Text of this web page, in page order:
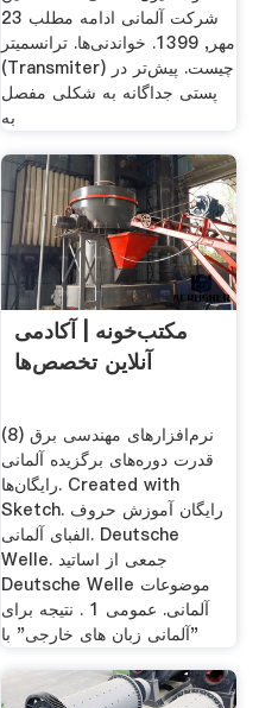
شرکت آلمانی ادامه مطلب 23
مهر, 1399. خواندنی‌ها. ترانسمیتر
(Transmiter) چیست. پیش‌تر در
پستی جداگانه به شکلی مفصل
به
مکتب‌خونه | آکادمی
آنلاین تخصص‌ها
نرم‌افزارهای مهندسی برق (8)
قدرت دوره‌های برگزیده آلمانی
رایگان‌ها. Created with
Sketch. رایگان آموزش حروف
الفبای آلمانی. Deutsche
Welle. جمعی از اساتید
Deutsche Welle موضوعات
آلمانی. عمومی 1 . نتیجه برای
"آلمانی زبان های خارجی" با